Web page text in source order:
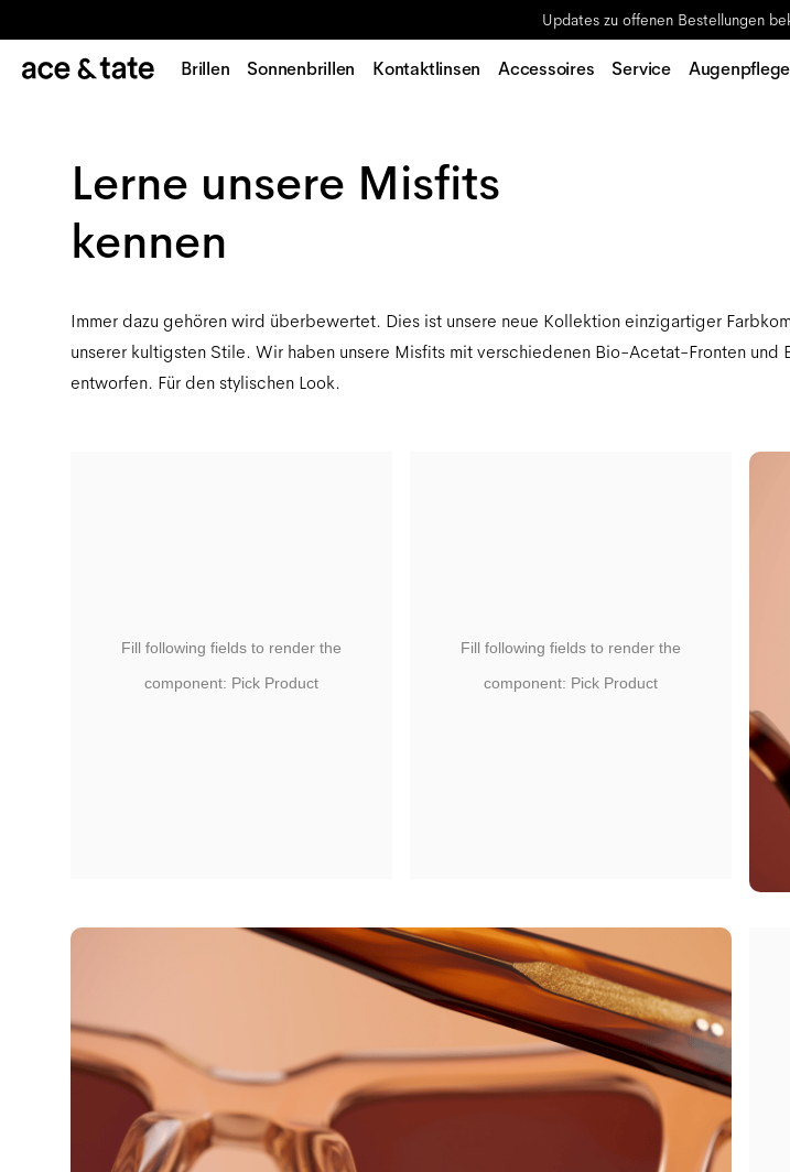
Updates zu offenen Bestellungen
Brillen Sonnenbrillen Kontaktlinsen Accessoires Service Augenpflege
Lerne unsere Misfits
kennen
Immer dazu gehören wird überbewertet. Dies ist unsere neue Kollektion einzigartiger
unserer kultigsten Stile. Wir haben unsere Misfits mit verschiedenen Bio-Acetat-Fronten und
entworfen. Für den stylischen Look.
Fill following fields to render the
component: Pick Product
Fill following fields to render the
component: Pick Product